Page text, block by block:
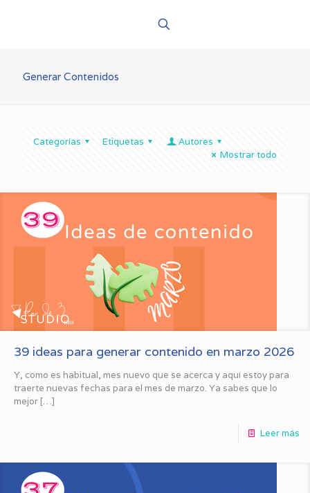
Generar Contenidos
Categorías Etiquetas
Autores
Mostrar todo
39 ideas para generar contenido en marzo 2026
Y, como es habitual, mes nuevo que se acerca y aquí estoy para
traerte nuevas fechas para el mes de marzo. Ya sabes que lo
mejor […]
Leer más